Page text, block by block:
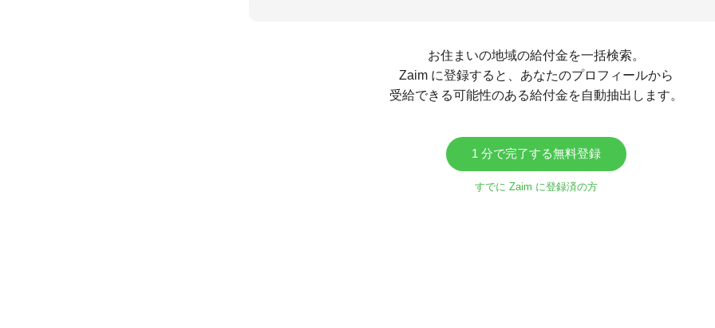
お住まいの地域の給付金を一括検索。
Zaim に登録すると、あなたのプロフィールから
受給できる可能性のある給付金を自動抽出します。
1 分で完了する無料登録
すでに Zaim に登録済の方